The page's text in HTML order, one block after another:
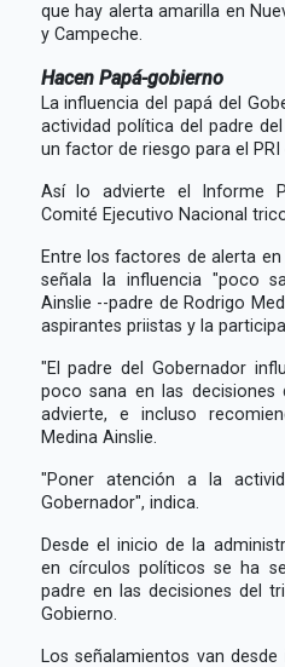
que hay alerta amarilla en
y Campeche.
Hacen Papá-gobierno
La influencia del papá del
actividad política del padre
un factor de riesgo para el PRI
Así lo advierte el Informe
Comité Ejecutivo Nacional
Entre los factores de alerta
señala la influencia "poco
Ainslie --padre de Rodrigo
aspirantes priistas y la
"El padre del Gobernador
poco sana en las decisiones
advierte, e incluso
Medina Ainslie.
"Poner atención a la
Gobernador", indica.
Desde el inicio de la
en círculos políticos se ha
padre en las decisiones del
Gobierno.
Los señalamientos van